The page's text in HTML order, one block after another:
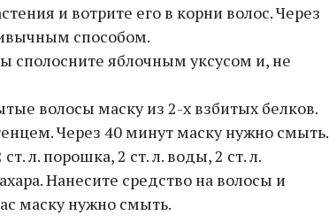
и вотрите его в корни волос. Через
способом.
сполосните яблочным уксусом и, не
волосы маску из 2-х взбитых белков.
Через 40 минут маску нужно смыть.
л. порошка, 2 ст. л. воды, 2 ст. л.
Нанесите средство на волосы и
маску нужно смыть.